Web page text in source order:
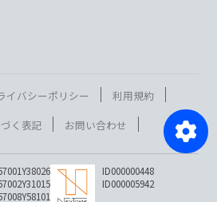
イバシーポリシー
利用規約
く表記
お問い合わせ
ID000000448
ID000005942